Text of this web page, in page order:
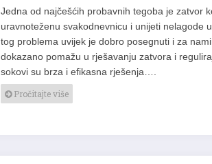
Jedna od najčešćih probavnih tegoba je zatvor
uravnoteženu svakodnevnicu i unijeti nelagode
tog problema uvijek je dobro posegnuti i za
dokazano pomažu u rješavanju zatvora i
sokovi su brza i efikasna rješenja….
Pročitajte više